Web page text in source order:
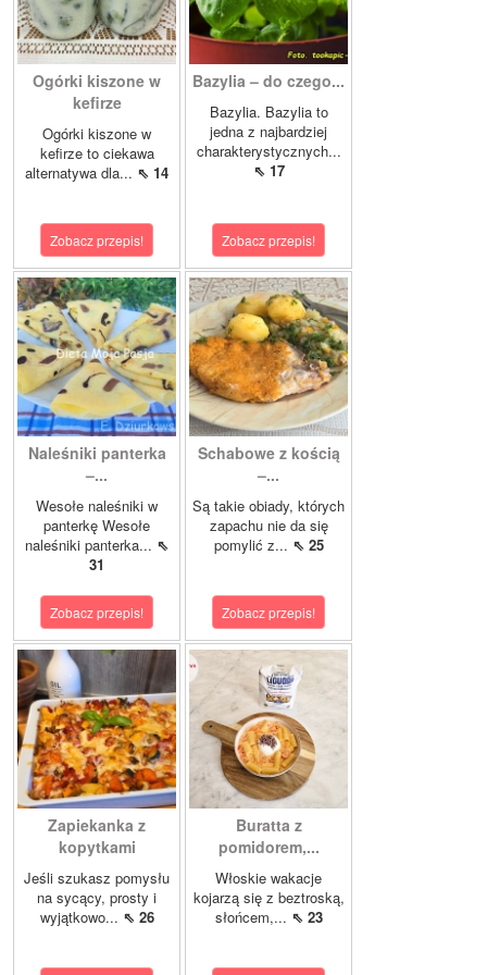
Ogórki kiszone w
kefirze
Ogórki kiszone w
kefirze to ciekawa
alternatywa dla... ⇖ 14
Zobacz przepis!
Bazylia – do czego...
Bazylia. Bazylia to
jedna z najbardziej
charakterystycznych...
⇖ 17
Zobacz przepis!
Naleśniki panterka
–...
Wesołe naleśniki w
panterkę Wesołe
naleśniki panterka... ⇖
31
Zobacz przepis!
Schabowe z kością
–...
Są takie obiady, których
zapachu nie da się
pomylić z... ⇖ 25
Zobacz przepis!
Zapiekanka z
kopytkami
Jeśli szukasz pomysłu
na sycący, prosty i
wyjątkowo... ⇖ 26
Buratta z
pomidorem,...
Włoskie wakacje
kojarzą się z beztroską,
słońcem,... ⇖ 23